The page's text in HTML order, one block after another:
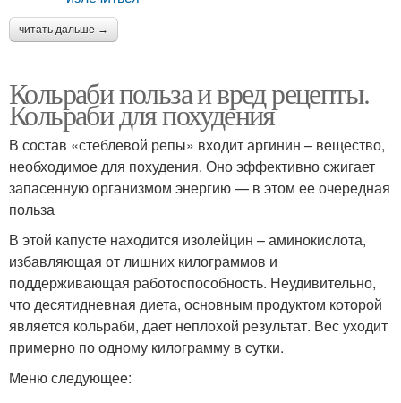
читать дальше →
Кольраби польза и вред рецепты.
Кольраби для похудения
В состав «стеблевой репы» входит аргинин – вещество,
необходимое для похудения. Оно эффективно сжигает
запасенную организмом энергию — в этом ее очередная
польза
В этой капусте находится изолейцин – аминокислота,
избавляющая от лишних килограммов и
поддерживающая работоспособность. Неудивительно,
что десятидневная диета, основным продуктом которой
является кольраби, дает неплохой результат. Вес уходит
примерно по одному килограмму в сутки.
Меню следующее: